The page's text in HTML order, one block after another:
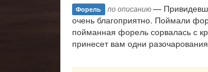
Форель по описанию—
очень благоприятно. Поймали
пойманная форель сорвалась с
принесет вам одни